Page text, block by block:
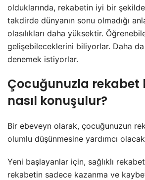
olduklarında, rekabetin iyi bir şekilde
takdirde dünyanın sonu olmadığı
olasılıkları daha yüksektir.
gelişebileceklerini biliyorlar. Daha
denemek istiyorlar.
Çocuğunuzla rekabet
nasıl konuşulur?
Bir ebeveyn olarak, çocuğunuzun
olumlu düşünmesine yardımcı
Yeni başlayanlar için, sağlıklı
rekabetin sadece kazanma ve